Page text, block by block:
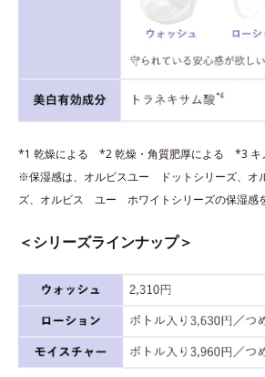
*1 乾燥による *2 乾燥・角質肥厚による *3 キ
※保湿感は、オルビスユー ドットシリーズ、オ
ズ、オルビス ユー ホワイトシリーズの保湿感
＜シリーズラインナップ＞